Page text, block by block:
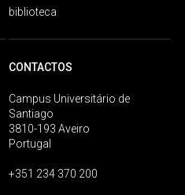
biblioteca
CONTACTOS
Campus Universitário de
Santiago
3810-193 Aveiro
Portugal
+351 234 370 200